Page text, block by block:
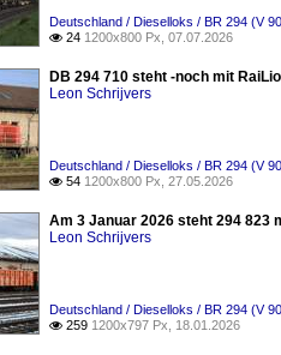
Deutschland / Dieselloks / BR 294 (V
 24 1200x800 Px, 07.07.2026
DB 294 710 steht -noch mit
Leon Schrijvers
Deutschland / Dieselloks / BR 294 (V
 54 1200x800 Px, 27.05.2026
Am 3 Januar 2026 steht 294 823
Leon Schrijvers
Deutschland / Dieselloks / BR 294 (V
 259 1200x797 Px, 18.01.2026